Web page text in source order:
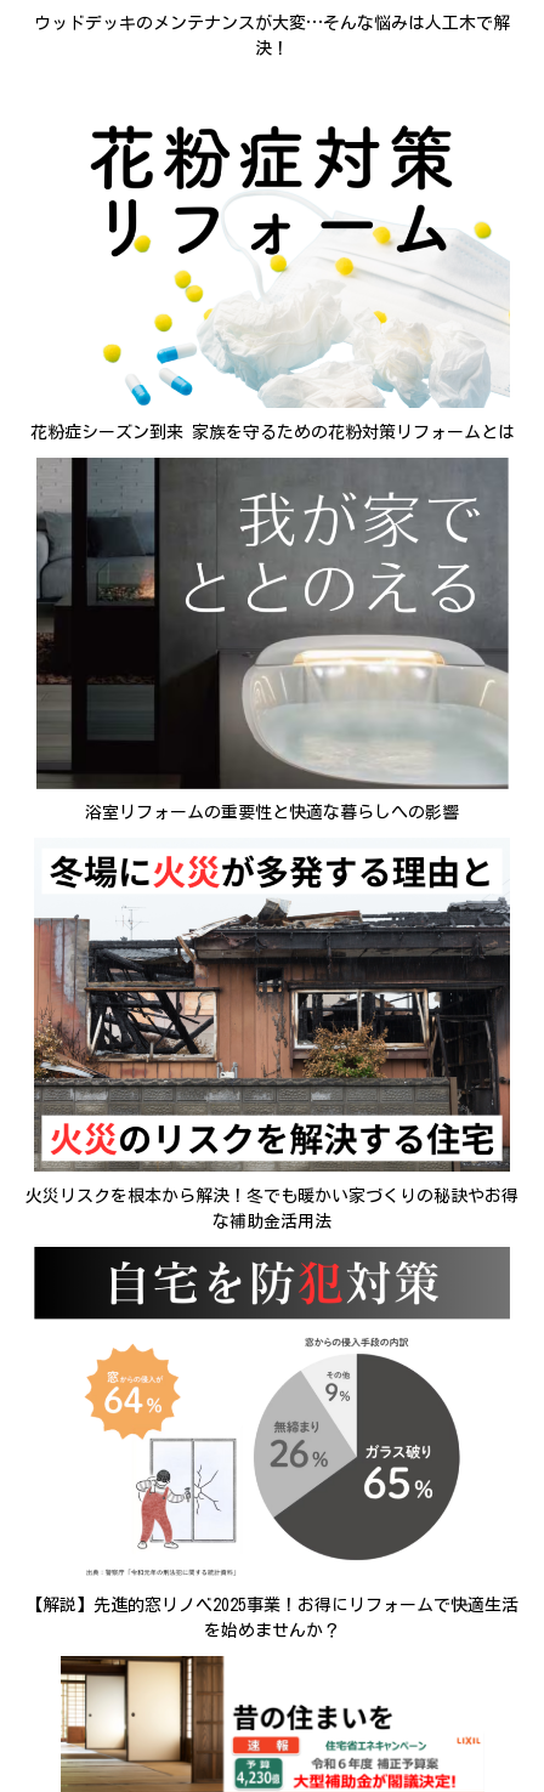
ウッドデッキのメンテナンスが大変…そんな悩みは人工木で解
決！
花粉症シーズン到来 家族を守るための花粉対策リフォームとは
浴室リフォームの重要性と快適な暮らしへの影響
火災リスクを根本から解決！冬でも暖かい家づくりの秘訣やお得
な補助金活用法
【解説】先進的窓リノベ2025事業！お得にリフォームで快適生活
を始めませんか？